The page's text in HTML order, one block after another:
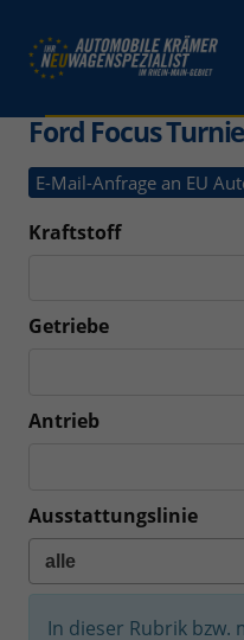
Ford Focus
E-Mail-Anfrage an EU
Kraftstoff
Getriebe
Antrieb
Ausstattungslinie
In dieser Rubrik bzw.